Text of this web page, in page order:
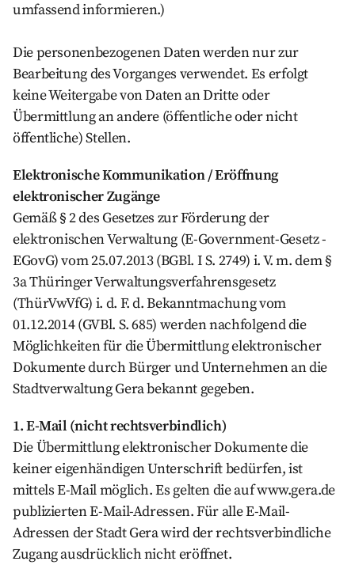
umfassend informieren.)
Die personenbezogenen Daten werden nur zur
Bearbeitung des Vorganges verwendet. Es erfolgt
keine Weitergabe von Daten an Dritte oder
Übermittlung an andere (öffentliche oder nicht
öffentliche) Stellen.
Elektronische Kommunikation / Eröffnung
elektronischer Zugänge
Gemäß § 2 des Gesetzes zur Förderung der
elektronischen Verwaltung (E-Government-Gesetz -
EGovG) vom 25.07.2013 (BGBl. I S. 2749) i. V. m. dem §
3a Thüringer Verwaltungsverfahrensgesetz
(ThürVwVfG) i. d. F. d. Bekanntmachung vom
01.12.2014 (GVBl. S. 685) werden nachfolgend die
Möglichkeiten für die Übermittlung elektronischer
Dokumente durch Bürger und Unternehmen an die
Stadtverwaltung Gera bekannt gegeben.
1. E-Mail (nicht rechtsverbindlich)
Die Übermittlung elektronischer Dokumente die
keiner eigenhändigen Unterschrift bedürfen, ist
mittels E-Mail möglich. Es gelten die auf www.gera.de
publizierten E-Mail-Adressen. Für alle E-Mail-
Adressen der Stadt Gera wird der rechtsverbindliche
Zugang ausdrücklich nicht eröffnet.